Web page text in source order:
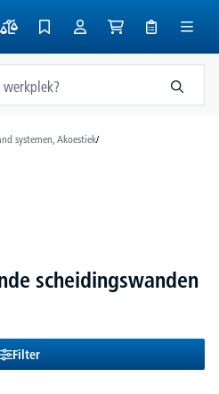
systemen, Akoestiek/
scheidingswanden
Filter